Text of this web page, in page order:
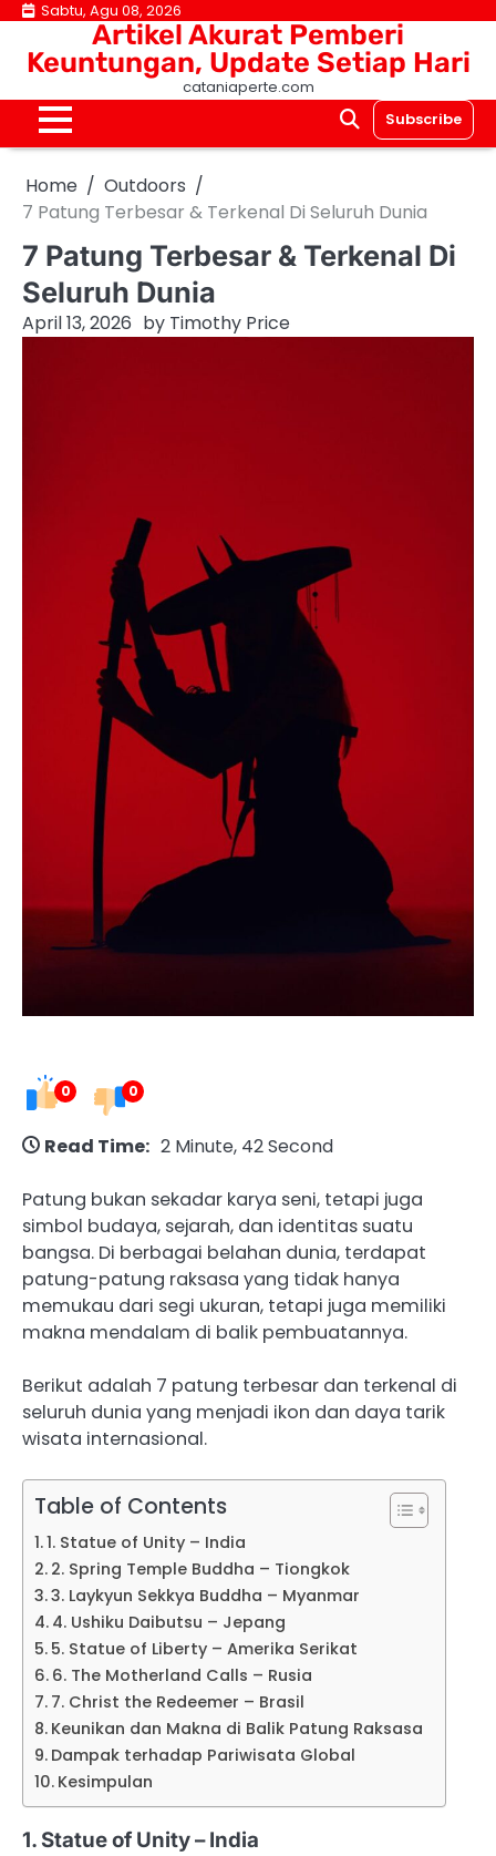
Skip
content
Sabtu, Agu 08, 2026
Artikel Akurat Pemberi
Keuntungan, Update Setiap Hari
cataniaperte.com
Subscribe
Home
Outdoors
7 Patung Terbesar & Terkenal Di Seluruh Dunia
7 Patung Terbesar & Terkenal Di
Seluruh Dunia
April 13, 2026 by Timothy Price
0 0
Read Time: 2 Minute, 42 Second
Patung bukan sekadar karya seni, tetapi juga
simbol budaya, sejarah, dan identitas suatu
bangsa. Di berbagai belahan dunia, terdapat
patung-patung raksasa yang tidak hanya
memukau dari segi ukuran, tetapi juga memiliki
makna mendalam di balik pembuatannya.
Berikut adalah 7 patung terbesar dan terkenal di
seluruh dunia yang menjadi ikon dan daya tarik
wisata internasional.
Table of Contents
1. Statue of Unity – India
2. Spring Temple Buddha – Tiongkok
3. Laykyun Sekkya Buddha – Myanmar
4. Ushiku Daibutsu – Jepang
5. Statue of Liberty – Amerika Serikat
6. The Motherland Calls – Rusia
7. Christ the Redeemer – Brasil
Keunikan dan Makna di Balik Patung Raksasa
Dampak terhadap Pariwisata Global
Kesimpulan
1. Statue of Unity – India